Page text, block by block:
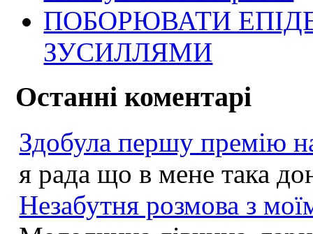
ПОБОРЮВАТИ
ЗУСИЛЛЯМИ
Останні коментарі
Здобула першу премію
я рада що в мене така
Незабутня розмова з